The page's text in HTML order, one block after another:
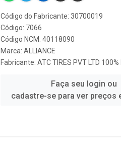
Código do Fabricante: 30700019
Código: 7066
Código NCM: 40118090
Marca: ALLIANCE
Fabricante: ATC TIRES PVT LTD
Faça seu login ou
cadastre-se para ver preços